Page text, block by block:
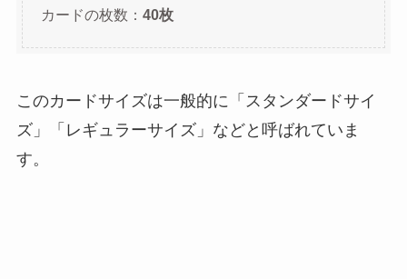
カードの枚数： 40枚
このカードサイズは一般的に「スタンダードサイ
ズ」「レギュラーサイズ」などと呼ばれていま
す。